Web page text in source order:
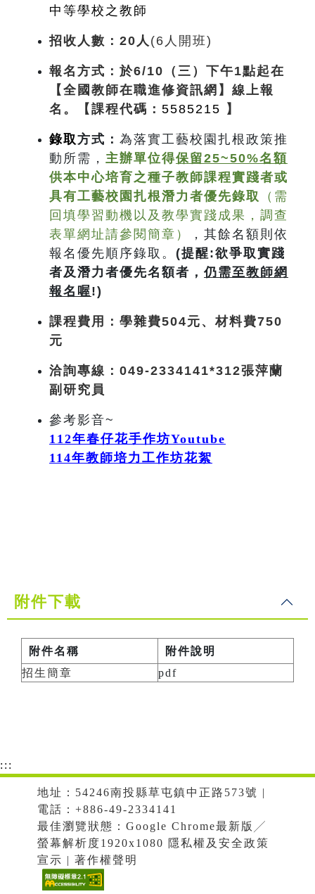
中等學校之教師
招收人數：20人 (6人開班)
報名方式 ：於6/10（三）下午1點起在
【全國教師在職進修資訊網】 線上報
名。【課程代碼： 5585215 】
錄取方式 ： 為落實工藝校園扎根政策推
動所需， 主辦單位得保留25~50%名額
供本中心培育之種子教師課程實踐者或
具有工藝校園扎根潛力者優先錄取
（需
回填學習動機以及教學實踐成果，調查
表單網址請參閱簡章）
，其餘名額則依
報名優先順序錄取。 (提醒:欲爭取實踐
者及潛力者優先名額者， 仍需至教師網
報名喔!)
課程費用： 學雜費504元 、材料費750
元
洽詢專線：049-2334141*312張萍蘭
副研究員
參考影音~
112年春仔花手作坊Youtube
114年教師培力工作坊花絮
附件下載
附件名稱
附件說明
招生簡章
pdf
:::
地址：54246南投縣草屯鎮中正路573號 |
電話：+886-49-2334141
最佳瀏覽狀態：Google Chrome最新版╱
螢幕解析度1920x1080 隱私權及安全政策
宣示 | 著作權聲明